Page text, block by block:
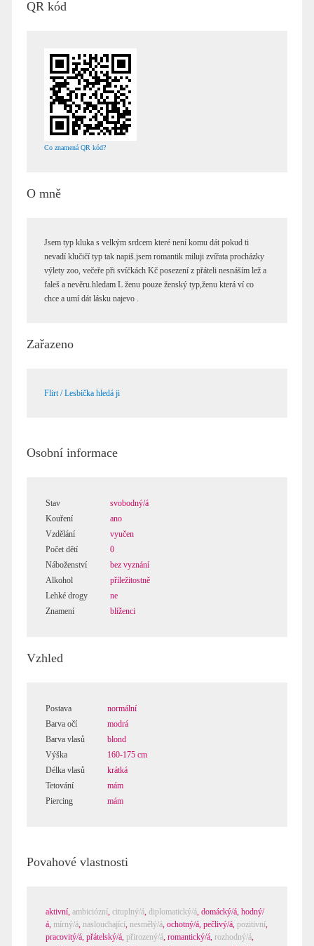
QR kód
Co znamená QR kód?
O mně
Jsem typ kluka s velkým srdcem které není komu dát pokud ti
nevadí klučičí typ tak napiš.jsem romantik miluji zvířata procházky
výlety zoo, večeře při svíčkách Kč posezení z přáteli nesnáším lež a
faleš a nevěru.hledam L ženu pouze ženský typ,ženu která ví co
chce a umí dát lásku najevo .
Zařazeno
Flirt / Lesbička hledá ji
Osobní informace
Stav
svobodný/á
Kouření
ano
Vzdělání
vyučen
Počet dětí
0
Náboženství
bez vyznání
Alkohol
příležitostně
Lehké drogy
ne
Znamení
blíženci
Vzhled
Postava
normální
Barva očí
modrá
Barva vlasů
blond
Výška
160-175 cm
Délka vlasů
krátká
Tetování
mám
Piercing
mám
Povahové vlastnosti
aktivní, ambiciózní, cituplný/á, diplomatický/á, domácký/á, hodný/
á, mírný/á, naslouchající, nesmělý/á, ochotný/á, pečlivý/á, pozitivní,
pracovitý/á, přátelský/á, přirozený/á, romantický/á, rozhodný/á,